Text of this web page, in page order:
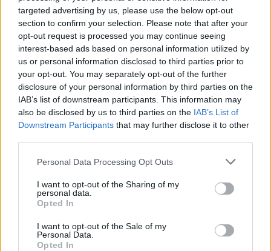
targeted advertising by us, please use the below opt-out
section to confirm your selection. Please note that after your
opt-out request is processed you may continue seeing
interest-based ads based on personal information utilized by
us or personal information disclosed to third parties prior to
your opt-out. You may separately opt-out of the further
disclosure of your personal information by third parties on the
IAB’s list of downstream participants. This information may
also be disclosed by us to third parties on the IAB’s List of
Downstream Participants that may further disclose it to other
Please note that this website/app uses one or more Google
not limited to your visit or usage behaviour. You may click to
grant or deny consent to Google and its third-party tags to
use your data for below specified purposes in below Google
consent section.
Personal Data Processing Opt Outs
I want to opt-out of the Sharing of my
personal data.
Opted In
I want to opt-out of the Sale of my
Personal Data.
Opted In
Ουόριορς ,Μπρούκλιν Νετςκαι Φοίνιξ Σανς.
Η έτερη ομάδα που ήταν μέχρι την τελευταία στιγμή στις
διαπραγματεύσεις ήταν οι Μαϊάμι Χιτ , ωστόσο το deal έγινε
με τους Ρόκετς.
Blockbuster trade on the final day of the NBA
season. The Sunsengaged in deep conversations
with the two Durant finalists — Houston and
Miami — over the last 24 hours and reached
agreement on the deal Sunday morning.